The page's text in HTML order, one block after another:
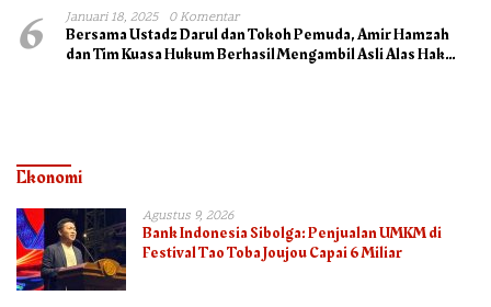
6 Januari 18, 2025 0 Komentar
Bersama Ustadz Darul dan Tokoh Pemuda, Amir Hamzah
dan Tim Kuasa Hukum Berhasil Mengambil Asli Alas Hak
Ekonomi
Agustus 9, 2026
Bank Indonesia Sibolga: Penjualan UMKM di
Festival Tao Toba Joujou Capai 6 Miliar